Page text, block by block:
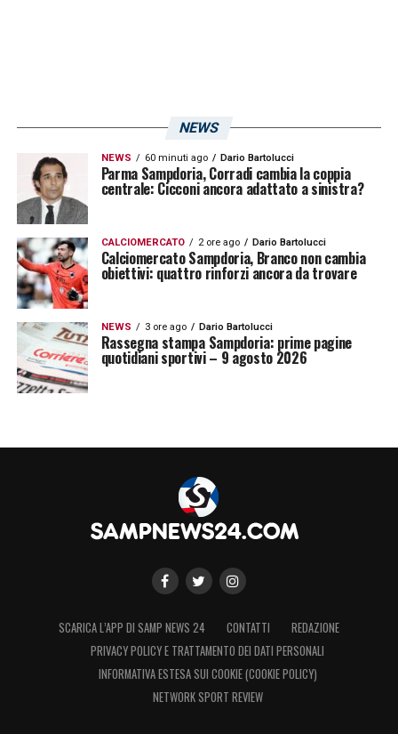
LA PLAYLIST DELLE NOSTRE TOP NEWS
NEWS
NEWS 60 minuti ago Dario Bartolucci
Parma Sampdoria, Corradi cambia la coppia
centrale: Cicconi ancora adattato a sinistra?
CALCIOMERCATO 2 ore ago Dario Bartolucci
Calciomercato Sampdoria, Branco non cambia
obiettivi: quattro rinforzi ancora da trovare
NEWS 3 ore ago Dario Bartolucci
Rassegna stampa Sampdoria: prime pagine
quotidiani sportivi – 9 agosto 2026
SCARICA L’APP DI SAMP NEWS 24 CONTATTI
REDAZIONE
PRIVACY POLICY E TRATTAMENTO DEI DATI PERSONALI
INFORMATIVA ESTESA SUI COOKIE (COOKIE POLICY)
NETWORK SPORT REVIEW